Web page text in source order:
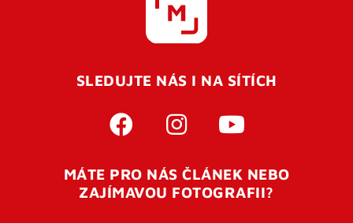
SLEDUJTE NÁS I NA SÍTÍCH
MÁTE PRO NÁS ČLÁNEK NEBO
ZAJÍMAVOU FOTOGRAFII?